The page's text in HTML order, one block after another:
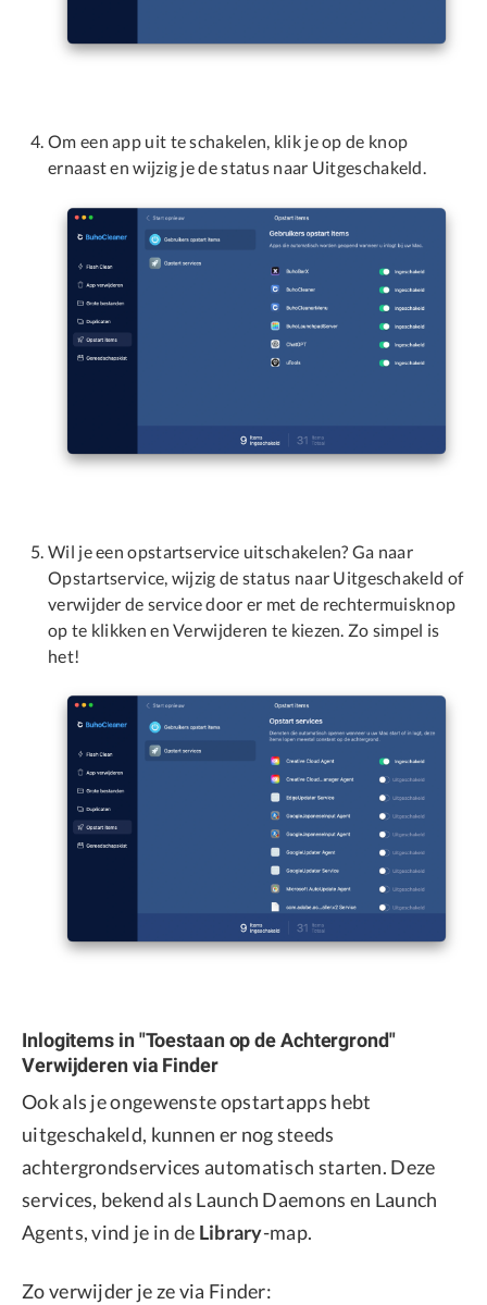
Om een app uit te schakelen, klik je op de knop
ernaast en wijzig je de status naar Uitgeschakeld.
Wil je een opstartservice uitschakelen? Ga naar
Opstartservice, wijzig de status naar Uitgeschakeld of
verwijder de service door er met de rechtermuisknop
op te klikken en Verwijderen te kiezen. Zo simpel is
het!
Inlogitems in "Toestaan op de Achtergrond"
Verwijderen via Finder
Ook als je ongewenste opstartapps hebt
uitgeschakeld, kunnen er nog steeds
achtergrondservices automatisch starten. Deze
services, bekend als Launch Daemons en Launch
Agents, vind je in de Library-map.
Zo verwijder je ze via Finder: